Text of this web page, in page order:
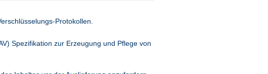
Protokollen.
Spezifikation zur Erzeugung und Pflege von